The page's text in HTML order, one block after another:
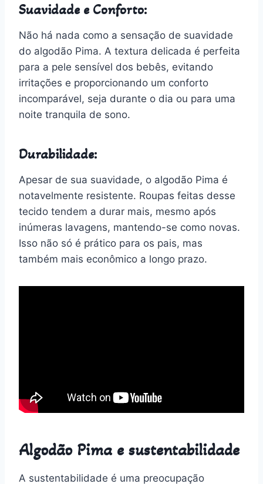
Suavidade e Conforto:
Não há nada como a sensação de suavidade
do algodão Pima. A textura delicada é perfeita
para a pele sensível dos bebês, evitando
irritações e proporcionando um conforto
incomparável, seja durante o dia ou para uma
noite tranquila de sono.
Durabilidade:
Apesar de sua suavidade, o algodão Pima é
notavelmente resistente. Roupas feitas desse
tecido tendem a durar mais, mesmo após
inúmeras lavagens, mantendo-se como novas.
Isso não só é prático para os pais, mas
também mais econômico a longo prazo.
Algodão Pima e sustentabilidade
A sustentabilidade é uma preocupação